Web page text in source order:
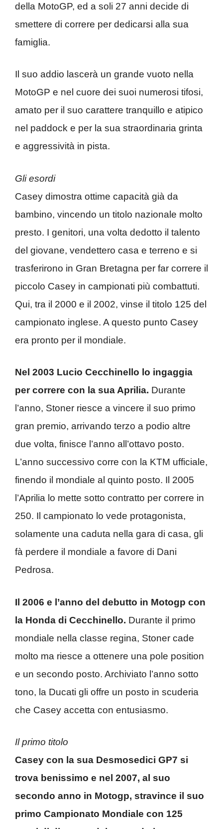
della MotoGP, ed a soli 27 anni decide di
smettere di correre per dedicarsi alla sua
famiglia.
Il suo addio lascerà un grande vuoto nella
MotoGP e nel cuore dei suoi numerosi tifosi,
amato per il suo carattere tranquillo e atipico
nel paddock e per la sua straordinaria grinta
e aggressività in pista.
Gli esordi
Casey dimostra ottime capacità già da
bambino, vincendo un titolo nazionale molto
presto. I genitori, una volta dedotto il talento
del giovane, vendettero casa e terreno e si
trasferirono in Gran Bretagna per far correre il
piccolo Casey in campionati più combattuti.
Qui, tra il 2000 e il 2002, vinse il titolo 125 del
campionato inglese. A questo punto Casey
era pronto per il mondiale.
Nel 2003 Lucio Cecchinello lo ingaggia
per correre con la sua Aprilia. Durante
l’anno, Stoner riesce a vincere il suo primo
gran premio, arrivando terzo a podio altre
due volta, finisce l’anno all’ottavo posto.
L’anno successivo corre con la KTM ufficiale,
finendo il mondiale al quinto posto. Il 2005
l’Aprilia lo mette sotto contratto per correre in
250. Il campionato lo vede protagonista,
solamente una caduta nella gara di casa, gli
fà perdere il mondiale a favore di Dani
Pedrosa.
Il 2006 e l’anno del debutto in Motogp con
la Honda di Cecchinello. Durante il primo
mondiale nella classe regina, Stoner cade
molto ma riesce a ottenere una pole position
e un secondo posto. Archiviato l’anno sotto
tono, la Ducati gli offre un posto in scuderia
che Casey accetta con entusiasmo.
Il primo titolo
Casey con la sua Desmosedici GP7 si
trova benissimo e nel 2007, al suo
secondo anno in Motogp, stravince il suo
primo Campionato Mondiale con 125